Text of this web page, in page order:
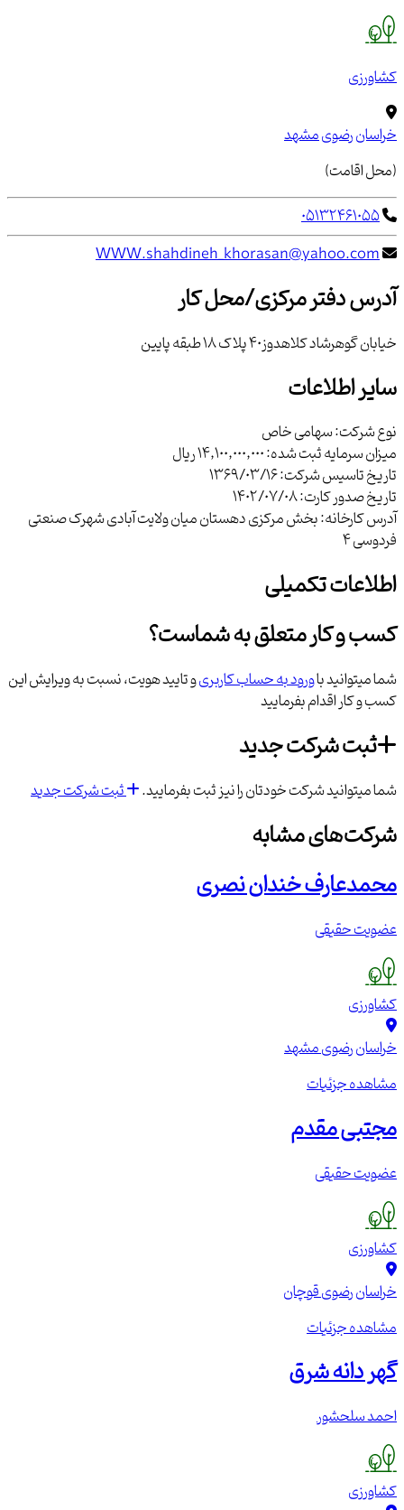
کشاورزی
خراسان رضویمشهد
(محل اقامت)
05132461055
WWW.shahdineh_khorasan@yahoo.com
آدرس دفتر مرکزی/محل کار
خیابان گوهرشاد کلاهدوز40 پلاک 18 طبقه پایین
سایر اطلاعات
نوع شرکت:سهامی خاص
میزان سرمایه ثبت شده:14,100,000,000 ریال
تاریخ تاسیس شرکت:1369/03/16
تاریخ صدور کارت:1402/07/08
آدرس کارخانه:بخش مرکزی دهستان میان ولایت آبادی شهرک صنعتی
فردوسی 4
اطلاعات تکمیلی
کسب و کار متعلق به شماست؟
شما میتوانید باورود به حساب کاربریو تایید هویت، نسبت به ویرایش این
کسب و کار اقدام بفرمایید
ثبت شرکت جدید
شما میتوانید شرکت خودتان را نیز ثبت بفرمایید. ثبت شرکت جدید
شرکت‌های مشابه
محمدعارف خندان نصری
عضویت حقیقی
کشاورزی
خراسان رضویمشهد
مشاهده جزئیات
مجتبی مقدم
عضویت حقیقی
کشاورزی
خراسان رضویقوچان
مشاهده جزئیات
گهر دانه شرق
احمد سلحشور
کشاورزی